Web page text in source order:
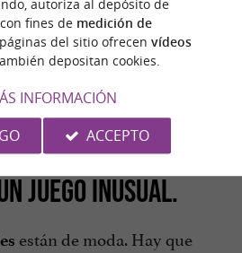
© ThomasCoq /
AdobeStock
CON AMIGOS
JUEGO INUSUAL.
están de moda. Hay que
autoriza al depósito de
fines de medición de
páginas del sitio ofrecen vídeos
depositan cookies.
INFORMACIÓN
ACCEPTO